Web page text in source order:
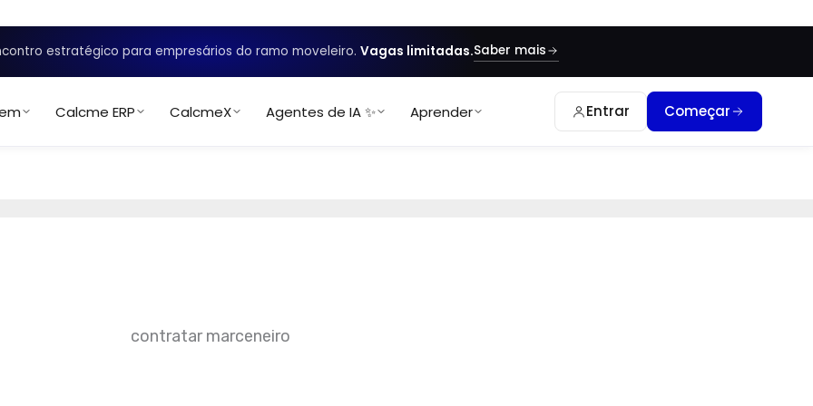
estratégico para empresários do ramo moveleiro. Vagas limitadas.Saber mais
Calcme ERP CalcmeX Agentes de IA ✨ Aprender Entrar Começar